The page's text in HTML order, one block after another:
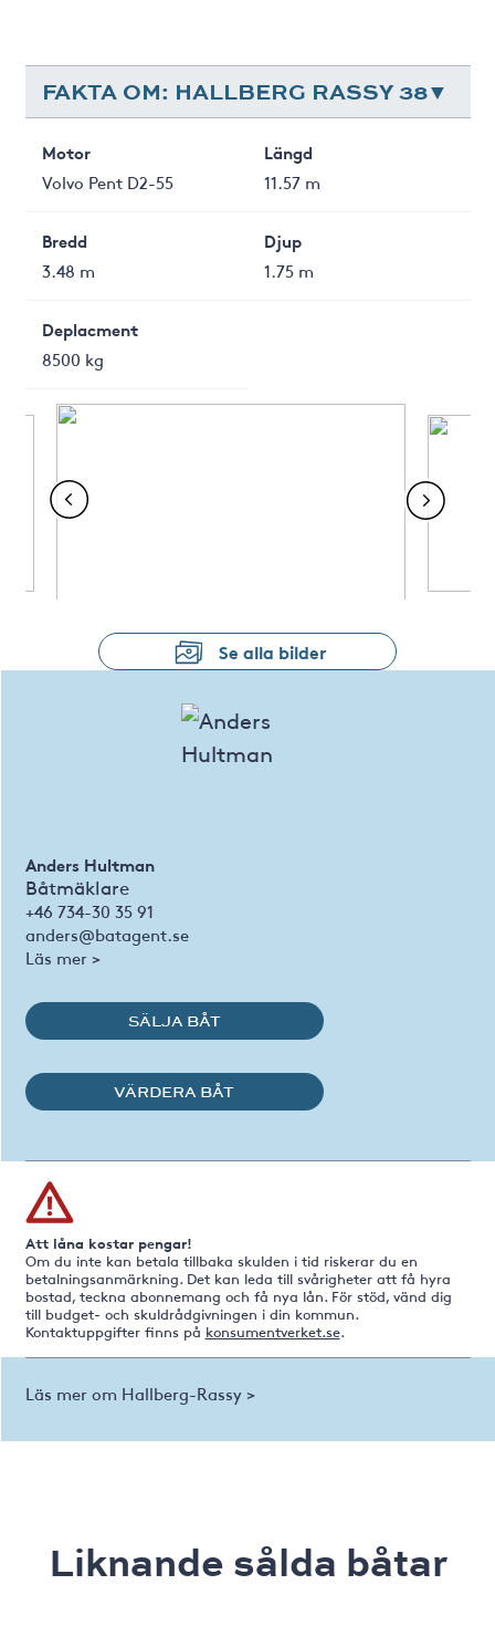
FAKTA OM: HALLBERG RASSY 38
Motor
Volvo Pent D2-55
Längd
11.57 m
Bredd
3.48 m
Djup
1.75 m
Deplacment
8500 kg
Se alla bilder
Anders Hultman
Båtmäklare
+46 734-30 35 91
anders@batagent.se
Läs mer >
SÄLJA BÅT
VÄRDERA BÅT
Att låna kostar pengar!
Om du inte kan betala tillbaka skulden i tid riskerar du en
betalningsanmärkning. Det kan leda till svårigheter att få hyra
bostad, teckna abonnemang och få nya lån. För stöd, vänd dig
till budget- och skuldrådgivningen i din kommun.
Kontaktuppgifter finns på konsumentverket.se.
Läs mer om Hallberg-Rassy >
Liknande sålda båtar